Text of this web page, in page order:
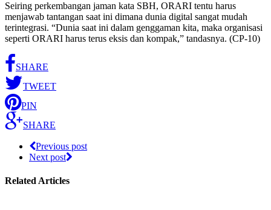
Seiring perkembangan jaman kata SBH, ORARI tentu harus
menjawab tantangan saat ini dimana dunia digital sangat mudah
terintegrasi. “Dunia saat ini dalam genggaman kita, maka organisasi
seperti ORARI harus terus eksis dan kompak,” tandasnya. (CP-10)
SHARE
TWEET
PIN
SHARE
Previous post
Next post
Related Articles